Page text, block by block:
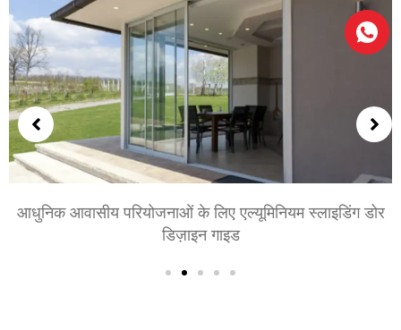
के लिए एल्यूमिनियम स्लाइडिंग डोर
शयनकक्षों और बैठक